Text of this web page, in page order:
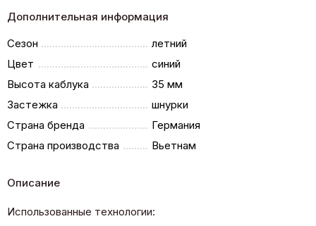
Дополнительная информация
Сезон
летний
Цвет
синий
Высота каблука
35 мм
Застежка
шнурки
Страна бренда
Германия
Страна производства
Вьетнам
Описание
Использованные технологии: